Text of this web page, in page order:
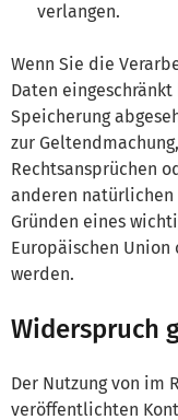
verlangen.
Wenn Sie die
Daten
Speicherung
zur
Rechtsansprüchen
anderen natürlichen
Gründen eines
Europäischen
werden.
Widerspruch
Der Nutzung von im
veröffentlichten